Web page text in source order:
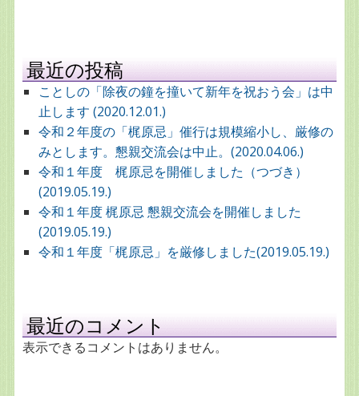
最近の投稿
ことしの「除夜の鐘を撞いて新年を祝おう会」は中
止します (2020.12.01.)
令和２年度の「梶原忌」催行は規模縮小し、厳修の
みとします。懇親交流会は中止。(2020.04.06.)
令和１年度 梶原忌を開催しました（つづき）
(2019.05.19.)
令和１年度 梶原忌 懇親交流会を開催しました
(2019.05.19.)
令和１年度「梶原忌」を厳修しました(2019.05.19.)
最近のコメント
表示できるコメントはありません。